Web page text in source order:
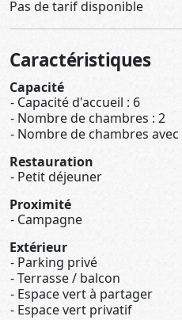
Pas de tarif disponible
Caractéristiques
Capacité
Capacité d'accueil : 6
Nombre de chambres : 2
Nombre de chambres
Restauration
Petit déjeuner
Proximité
Campagne
Extérieur
Parking privé
Terrasse / balcon
Espace vert à partager
Espace vert privatif